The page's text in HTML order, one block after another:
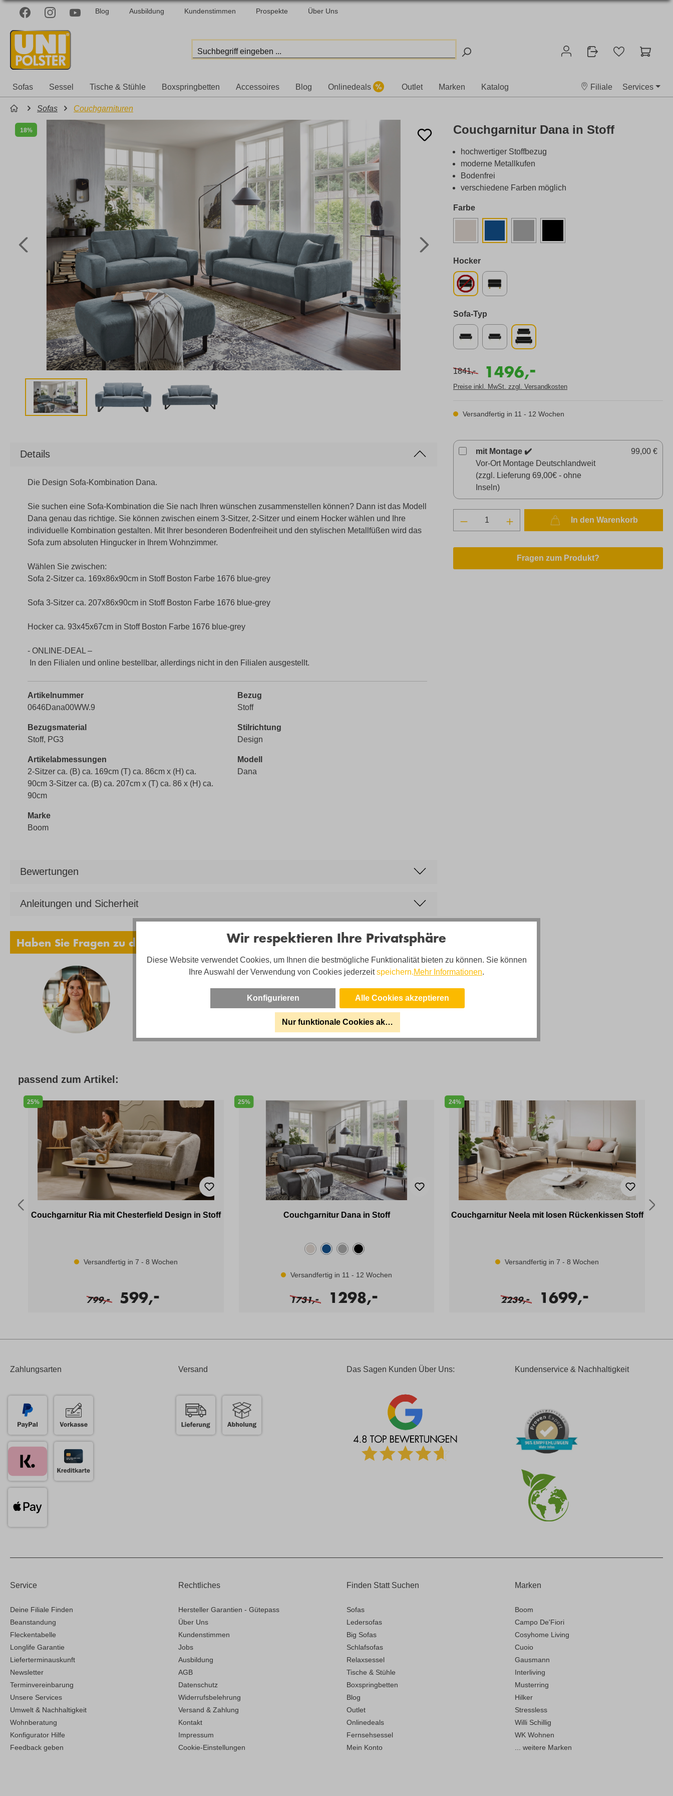
Blog Ausbildung Kundenstimmen Prospekte Über Uns
Sofas Sessel Tische & Stühle Boxspringbetten Accessoires Blog Onlinedeals Outlet Marken Katalog Filiale Services
Sofas Couchgarnituren
18% Couchgarnitur Dana in Stoff
hochwertiger Stoffbezug
moderne Metallkufen
Bodenfrei
verschiedene Farben möglich
Farbe
Hocker
Sofa-Typ
1841,- 1496,
-
Preise inkl. MwSt. zzgl. Versandkosten
Versandfertig in 11 - 12 Wochen
mit Montage ✔️
Vor-Ort Montage Deutschlandweit
(zzgl. Lieferung 69,00€ - ohne
Inseln)
99,00 €
In den Warenkorb
Fragen zum Produkt?
Details
Die Design Sofa-Kombination Dana.
Sie suchen eine Sofa-Kombination die Sie nach Ihren wünschen zusammenstellen können? Dann ist das Modell
Dana genau das richtige. Sie können zwischen einem 3-Sitzer, 2-Sitzer und einem Hocker wählen und Ihre
individuelle Kombination gestalten. Mit Ihrer besonderen Bodenfreiheit und den stylischen Metallfüßen wird das
Sofa zum absoluten Hingucker in Ihrem Wohnzimmer.
Wählen Sie zwischen:
Sofa 2-Sitzer ca. 169x86x90cm in Stoff Boston Farbe 1676 blue-grey
Sofa 3-Sitzer ca. 207x86x90cm in Stoff Boston Farbe 1676 blue-grey
Hocker ca. 93x45x67cm in Stoff Boston Farbe 1676 blue-grey
- ONLINE-DEAL –
In den Filialen und online bestellbar, allerdings nicht in den Filialen ausgestellt.
Artikelnummer
0646Dana00WW.9
Bezug
Stoff
Bezugsmaterial
Stoff, PG3
Stilrichtung
Design
Artikelabmessungen
2-Sitzer ca. (B) ca. 169cm (T) ca. 86cm x (H) ca.
90cm 3-Sitzer ca. (B) ca. 207cm x (T) ca. 86 x (H) ca.
90cm
Modell
Dana
Marke
Boom
Bewertungen
Anleitungen und Sicherheit
Haben Sie Fragen zu diesem Produkt?
shop@uni-polster.de
Mo-Fr. 10-19 Uhr
passend zum Artikel:
25%
Couchgarnitur Ria mit Chesterfield Design in Stoff
Versandfertig in 7 - 8 Wochen
799,- 599,
-
25%
Couchgarnitur Dana in Stoff
Versandfertig in 11 - 12 Wochen
1731,- 1298,
-
24%
Couchgarnitur Neela mit losen Rückenkissen Stoff
Versandfertig in 7 - 8 Wochen
2239,- 1699,
-
Zahlungsarten Versand Das Sagen Kunden Über Uns: Kundenservice & Nachhaltigkeit
Service
Deine Filiale Finden
Beanstandung
Fleckentabelle
Longlife Garantie
Lieferterminauskunft
Newsletter
Terminvereinbarung
Unsere Services
Umwelt & Nachhaltigkeit
Wohnberatung
Konfigurator Hilfe
Feedback geben
Rechtliches
Hersteller Garantien - Gütepass
Über Uns
Kundenstimmen
Jobs
Ausbildung
AGB
Datenschutz
Widerrufsbelehrung
Versand & Zahlung
Kontakt
Impressum
Cookie-Einstellungen
Finden Statt Suchen
Sofas
Ledersofas
Big Sofas
Schlafsofas
Relaxsessel
Tische & Stühle
Boxspringbetten
Blog
Outlet
Onlinedeals
Fernsehsessel
Mein Konto
Marken
Boom
Campo De'Fiori
Cosyhome Living
Cuoio
Gausmann
Interliving
Musterring
Hilker
Stressless
Willi Schillig
WK Wohnen
... weitere Marken
Wir respektieren Ihre Privatsphäre
Diese Website verwendet Cookies, um Ihnen die bestmögliche Funktionalität bieten zu können. Sie können
Ihre Auswahl der Verwendung von Cookies jederzeitspeichern.Mehr Informationen.
Konfigurieren Alle Cookies akzeptieren
Nur funktionale Cookies akzeptieren